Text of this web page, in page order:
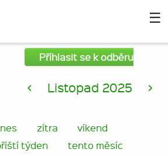
☰
Příhlasit se k odběru
< Listopad 2025 >
zítra
víkend
týden tento měsíc